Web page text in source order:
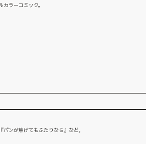
ラーコミック。
ンが焦げてもふたりなら』など。